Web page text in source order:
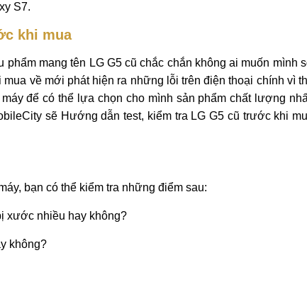
S7.
khi mua
mang tên LG G5 cũ chắc chắn không ai muốn mình
về mới phát hiện ra những lỗi trên điện thoại chính vì
để có thể lựa chọn cho mình sản phẩm chất lượng
sẽ Hướng dẫn test, kiểm tra LG G5 cũ trước khi
bạn có thể kiểm tra những điểm sau:
nhiều hay không?
không?